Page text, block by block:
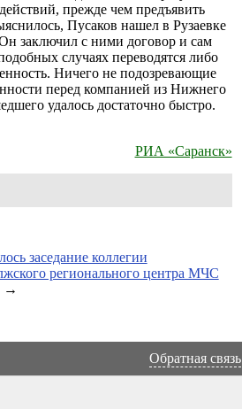
прежде чем предъявить
Пусаков нашел в Рузаевке
заключил с ними договор и сам
случаях переводятся либо
Ничего не подозревающие
перед компанией из Нижнего
удалось достаточно быстро.
РИА «Саранск»
заседание коллегии
регионального центра МЧС
→
Обратная связь